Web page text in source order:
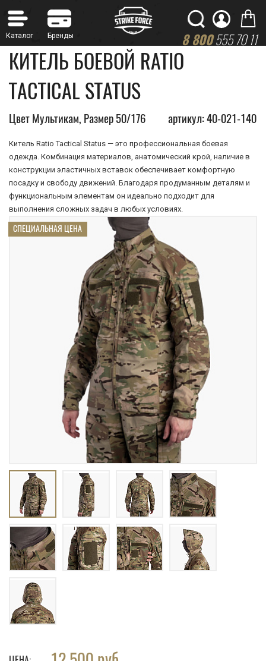
8 800555 70 11
СПЕЦИАЛЬНАЯ ЦЕНА
КИТЕЛЬ БОЕВОЙ RATIO
TACTICAL STATUS
Цвет Мультикам, Размер 50/176 артикул: 40-021-140
Китель Ratio Tactical Status — это профессиональная боевая
одежда. Комбинация материалов, анатомический крой, наличие в
конструкции эластичных вставок обеспечивает комфортную
посадку и свободу движений. Благодаря продуманным деталям и
функциональным элементам он идеально подходит для
выполнения сложных задач в любых условиях.